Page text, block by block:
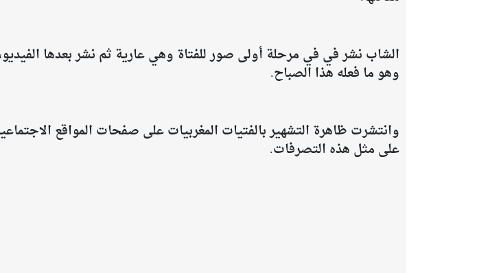
الشاب نشر في في مرحلة أولى صور للفتاة وهي عارية ثم نشر بعدها
وهو ما فعله هذا الصباح.
وانتشرت ظاهرة التشهير بالفتيات المغربيات على صفحات المواقع
على مثل هذه التصرفات.